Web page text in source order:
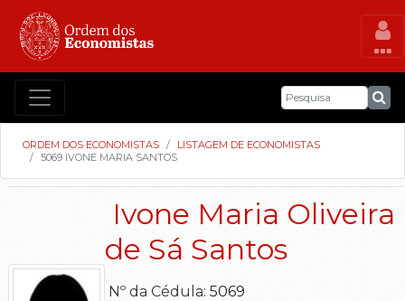
ORDEM DOS ECONOMISTAS
LISTAGEM DE ECONOMISTAS
5069 IVONE MARIA SANTOS
Ivone Maria Oliveira
de Sá Santos
Nº da Cédula: 5069